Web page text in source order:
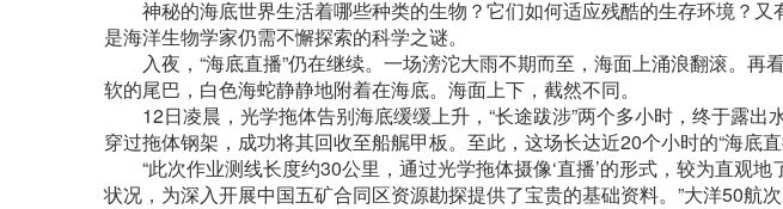
神秘的海底世界生活着哪些种类的生物？它们如何适应残酷的生存环境？又
是海洋生物学家仍需不懈探索的科学之谜。
入夜，“海底直播”仍在继续。一场滂沱大雨不期而至，海面上涌浪翻滚。再
软的尾巴，白色海蛇静静地附着在海底。海面上下，截然不同。
12日凌晨，光学拖体告别海底缓缓上升，“长途跋涉”两个多小时，终于露出
穿过拖体钢架，成功将其回收至船艉甲板。至此，这场长达近20个小时的“海底直
“此次作业测线长度约30公里，通过光学拖体摄像‘直播’的形式，较为直观地
状况，为深入开展中国五矿合同区资源勘探提供了宝贵的基础资料。”大洋50航